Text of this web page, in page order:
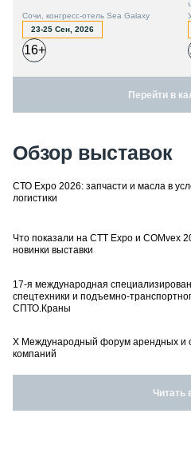
Сочи, конгресс-отель Sea Galaxy
23-25 Сен, 2026
16+
Перейти в
Обзор выставок
СТО Expo 2026: запчасти и масла в
логистики
Что показали на CTT Expo и COMvex
новинки выставки
17-я международная
спецтехники и подъемно-
СПТО.Краны
X Международный форум арендных и
компаний
Читать